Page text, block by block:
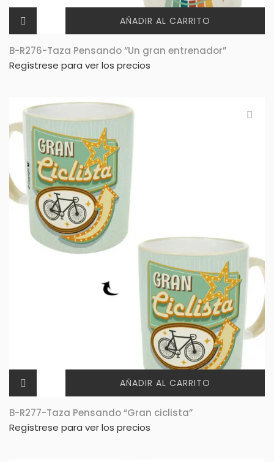
AÑADIR AL CARRITO
B-R276-Taza Pensando “Un gran entrenador”
Regístrese para ver los precios
AÑADIR AL CARRITO
B-R277-Taza Pensando “Gran ciclista”
Regístrese para ver los precios